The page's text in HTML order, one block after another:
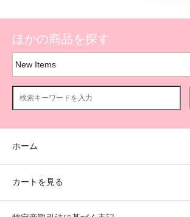
ほかの商品を探す
ホーム
カートを見る